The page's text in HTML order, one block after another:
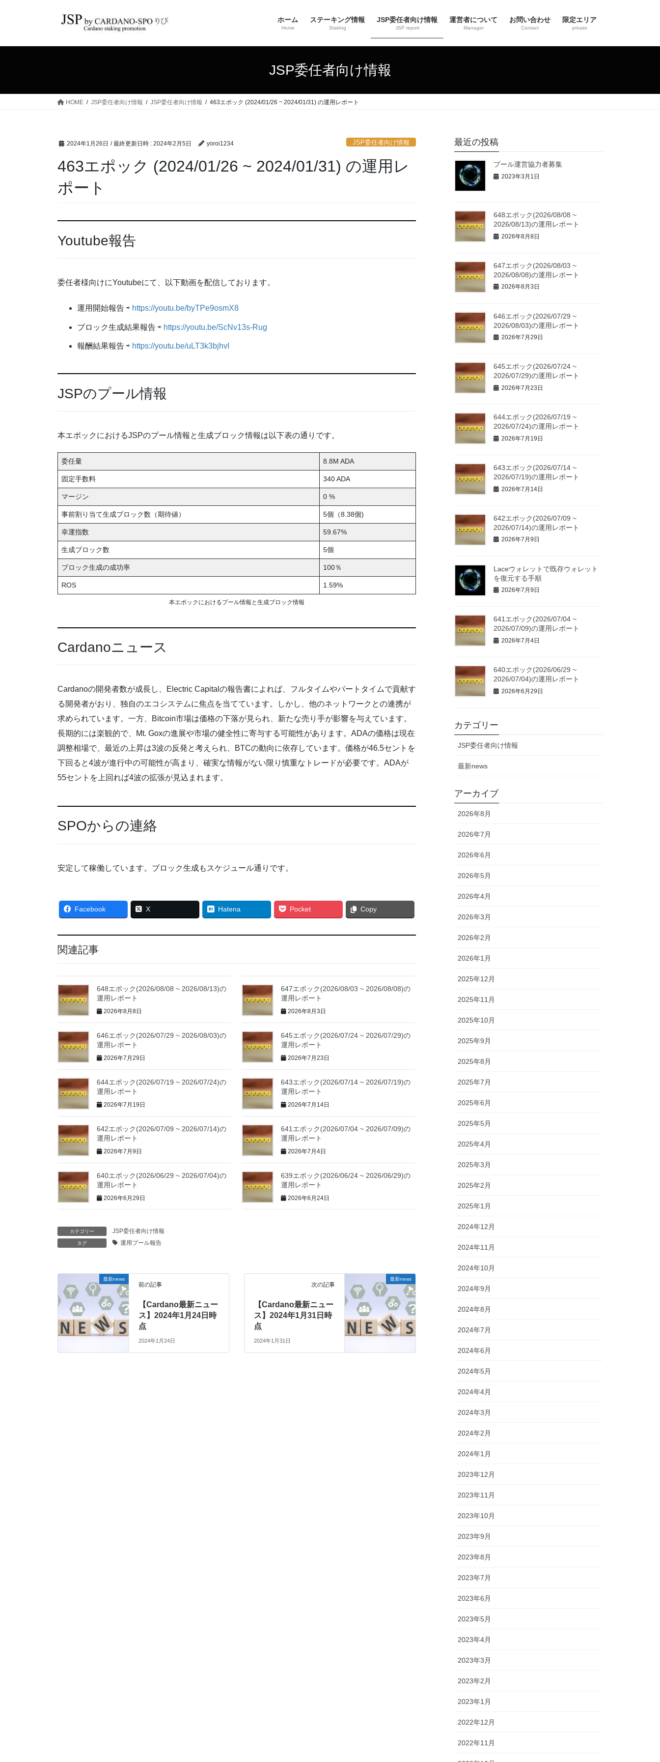
ホーム
Home
ステーキング情報
Staking
JSP委任者向け情報
JSP report
運営者について
Manager
お問い合わせ
Contact
限定エリア
private
JSP委任者向け情報
HOME JSP委任者向け情報 JSP委任者向け情報 463エポック (2024/01/26 ~ 2024/01/31) の運用レポート
2024年1月26日 / 最終更新日時 : 2024年2月5日 yoroi1234 JSP委任者向け情報
463エポック (2024/01/26 ~ 2024/01/31) の運用レ
ポート
Youtube報告
委任者様向けにYoutubeにて、以下動画を配信しております。
運用開始報告 ⇨ https://youtu.be/byTPe9osmX8
ブロック生成結果報告 ⇨ https://youtu.be/ScNv13s-Rug
報酬結果報告 ⇨ https://youtu.be/uLT3k3bjhvI
JSPのプール情報
本エポックにおけるJSPのプール情報と生成ブロック情報は以下表の通りです。
委任量 8.8M ADA
固定手数料 340 ADA
マージン 0 %
事前割り当て生成ブロック数（期待値） 5個（8.38個)
幸運指数 59.67%
生成ブロック数 5個
ブロック生成の成功率 100％
ROS 1.59%
本エポックにおけるプール情報と生成ブロック情報
Cardanoニュース
Cardanoの開発者数が成長し、Electric Capitalの報告書によれば、フルタイムやパートタイムで貢献す
る開発者がおり、独自のエコシステムに焦点を当てています。しかし、他のネットワークとの連携が
求められています。一方、Bitcoin市場は価格の下落が見られ、新たな売り手が影響を与えています。
長期的には楽観的で、Mt. Goxの進展や市場の健全性に寄与する可能性があります。ADAの価格は現在
調整相場で、最近の上昇は3波の反発と考えられ、BTCの動向に依存しています。価格が46.5セントを
下回ると4波が進行中の可能性が高まり、確実な情報がない限り慎重なトレードが必要です。ADAが
55セントを上回れば4波の拡張が見込まれます。
SPOからの連絡
安定して稼働しています。ブロック生成もスケジュール通りです。
Facebook X Hatena Pocket Copy
関連記事
648エポック(2026/08/08 ~ 2026/08/13)の
運用レポート
2026年8月8日
647エポック(2026/08/03 ~ 2026/08/08)の
運用レポート
2026年8月3日
646エポック(2026/07/29 ~ 2026/08/03)の
運用レポート
2026年7月29日
645エポック(2026/07/24 ~ 2026/07/29)の
運用レポート
2026年7月23日
644エポック(2026/07/19 ~ 2026/07/24)の
運用レポート
2026年7月19日
643エポック(2026/07/14 ~ 2026/07/19)の
運用レポート
2026年7月14日
642エポック(2026/07/09 ~ 2026/07/14)の
運用レポート
2026年7月9日
641エポック(2026/07/04 ~ 2026/07/09)の
運用レポート
2026年7月4日
640エポック(2026/06/29 ~ 2026/07/04)の
運用レポート
2026年6月29日
639エポック(2026/06/24 ~ 2026/06/29)の
運用レポート
2026年6月24日
カテゴリー JSP委任者向け情報
タグ 運用プール報告
最新news
前の記事
【Cardano最新ニュー
ス】2024年1月24日時
点
2024年1月24日
最新news
次の記事
【Cardano最新ニュー
ス】2024年1月31日時
点
2024年1月31日
最近の投稿
プール運営協力者募集
2023年3月1日
648エポック(2026/08/08 ~
2026/08/13)の運用レポート
2026年8月8日
647エポック(2026/08/03 ~
2026/08/08)の運用レポート
2026年8月3日
646エポック(2026/07/29 ~
2026/08/03)の運用レポート
2026年7月29日
645エポック(2026/07/24 ~
2026/07/29)の運用レポート
2026年7月23日
644エポック(2026/07/19 ~
2026/07/24)の運用レポート
2026年7月19日
643エポック(2026/07/14 ~
2026/07/19)の運用レポート
2026年7月14日
642エポック(2026/07/09 ~
2026/07/14)の運用レポート
2026年7月9日
Laceウォレットで既存ウォレット
を復元する手順
2026年7月9日
641エポック(2026/07/04 ~
2026/07/09)の運用レポート
2026年7月4日
640エポック(2026/06/29 ~
2026/07/04)の運用レポート
2026年6月29日
カテゴリー
JSP委任者向け情報
最新news
アーカイブ
2026年8月
2026年7月
2026年6月
2026年5月
2026年4月
2026年3月
2026年2月
2026年1月
2025年12月
2025年11月
2025年10月
2025年9月
2025年8月
2025年7月
2025年6月
2025年5月
2025年4月
2025年3月
2025年2月
2025年1月
2024年12月
2024年11月
2024年10月
2024年9月
2024年8月
2024年7月
2024年6月
2024年5月
2024年4月
2024年3月
2024年2月
2024年1月
2023年12月
2023年11月
2023年10月
2023年9月
2023年8月
2023年7月
2023年6月
2023年5月
2023年4月
2023年3月
2023年2月
2023年1月
2022年12月
2022年11月